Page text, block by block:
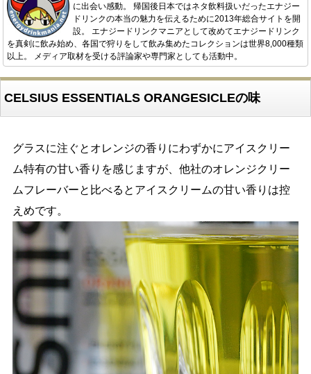
に出会い感動。 帰国後日本ではネタ飲料扱いだったエナジー
ドリンクの本当の魅力を伝えるために2013年総合サイトを開
設。 エナジードリンクマニアとして改めてエナジードリンク
を真剣に飲み始め、各国で狩りをして飲み集めたコレクションは世界8,000種類
以上。 メディア取材を受ける評論家や専門家としても活動中。
CELSIUS ESSENTIALS ORANGESICLEの味
グラスに注ぐとオレンジの香りにわずかにアイスクリー
ム特有の甘い香りを感じますが、他社のオレンジクリー
ムフレーバーと比べるとアイスクリームの甘い香りは控
えめです。